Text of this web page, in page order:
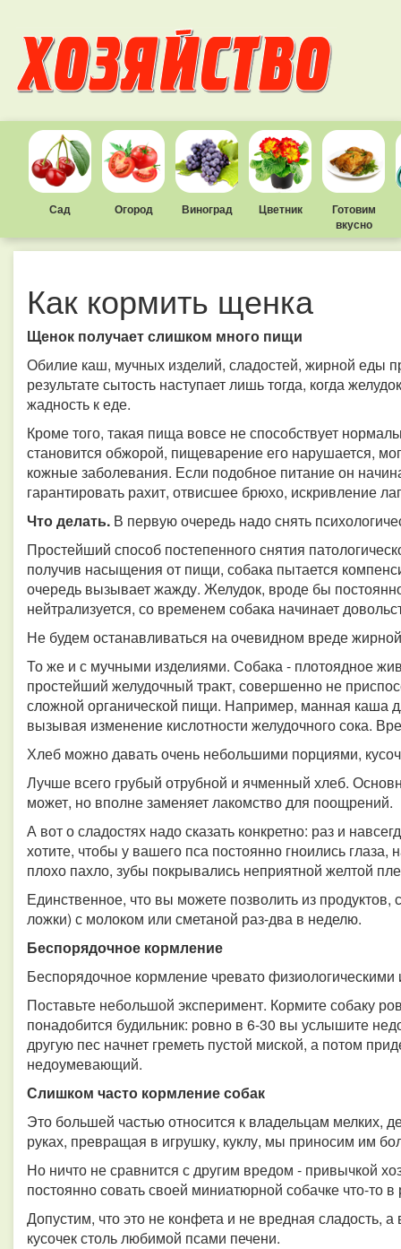
Сад Огород Виноград Цветник
Готовим
вкусно
Как кормить щенка
Щенок получает слишком много пищи
Обилие каш, мучных изделий, сладостей, жирной еды
результате сытость наступает лишь тогда, когда
жадность к еде.
Кроме того, такая пища вовсе не способствует
становится обжорой, пищеварение его нарушается,
кожные заболевания. Если подобное питание он
гарантировать рахит, отвисшее брюхо, искривление
Что делать. В первую очередь надо снять
Простейший способ постепенного снятия
получив насыщения от пищи, собака пытается
очередь вызывает жажду. Желудок, вроде бы
нейтрализуется, со временем собака начинает
Не будем останавливаться на очевидном вреде
То же и с мучными изделиями. Собака - плотоядное
простейший желудочный тракт, совершенно не
сложной органической пищи. Например, манная каша
вызывая изменение кислотности желудочного сока.
Хлеб можно давать очень небольшими порциями,
Лучше всего грубый отрубной и ячменный хлеб.
может, но вполне заменяет лакомство для поощрений.
А вот о сладостях надо сказать конкретно: раз и
хотите, чтобы у вашего пса постоянно гноились
плохо пахло, зубы покрывались неприятной желтой
Единственное, что вы можете позволить из
ложки) с молоком или сметаной раз-два в неделю.
Беспорядочное кормление
Беспорядочное кормление чревато
Поставьте небольшой эксперимент. Кормите собаку
понадобится будильник: ровно в 6-30 вы услышите
другую пес начнет греметь пустой миской, а потом
недоумевающий.
Слишком часто кормление собак
Это большей частью относится к владельцам мелких,
руках, превращая в игрушку, куклу, мы приносим им
Но ничто не сравнится с другим вредом - привычкой
постоянно совать своей миниатюрной собачке что-то в
Допустим, что это не конфета и не вредная сладость,
кусочек столь любимой псами печени.